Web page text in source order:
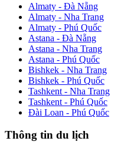
Almaty - Đà Nẵng
Almaty - Nha Trang
Almaty - Phú Quốc
Astana - Đà Nẵng
Astana - Nha Trang
Astana - Phú Quốc
Bishkek - Nha Trang
Bishkek - Phú Quốc
Tashkent - Nha Trang
Tashkent - Phú Quốc
Đài Loan - Phú Quốc
Thông tin du lịch